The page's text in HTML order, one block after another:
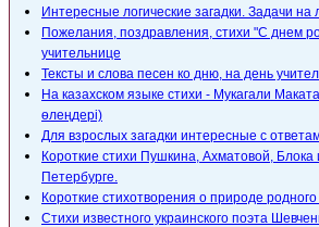
Интересные логические загадки. Задачи на
Пожелания, поздравления, стихи "С днем
учительнице
Тексты и слова песен ко дню, на день
На казахском языке стихи - Мукагали
өлеңдері)
Для взрослых загадки интересные с
Короткие стихи Пушкина, Ахматовой, Блока
Петербурге.
Короткие стихотворения о природе
Стихи известного украинского поэта